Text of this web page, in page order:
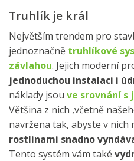
Truhlík je král
Největším trendem pro
jednoznačně truhlíkové
závlahou. Jejich moderní
jednoduchou instalaci i
náklady jsou ve srovnání s
Většina z nich ,včetně
navržena tak, abyste v nich
rostlinami snadno
Tento systém vám také